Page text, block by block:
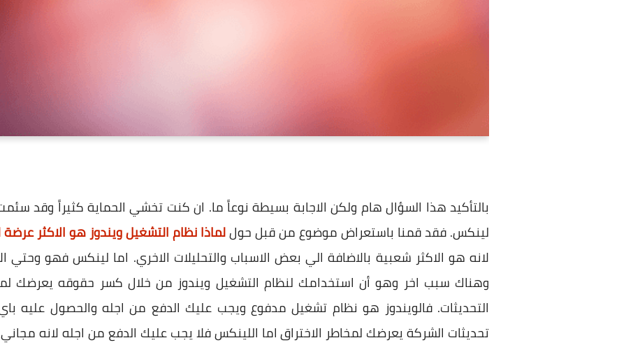
بالتأكيد هذا السؤال هام ولكن الاجابة بسيطة نوعاً ما. ان كنت تخشي الحماية كثيراً وقد
لينكس. فقد قمنا باستعراض موضوع من قبل حوللماذا نظام التشغيل ويندوز هو الاكثر عرضة
لانه هو الاكثر شعبية بالاضافة الي بعض الاسباب والتحليلات الاخري. اما لينكس فهو
وهناك سبب اخر وهو أن استخدامك لنظام التشغيل ويندوز من خلال كسر حقوقه يعرضك
التحديثات. فالويندوز هو نظام تشغيل مدفوع ويجب عليك الدفع من اجله والحصول عليه
تحديثات الشركة يعرضك لمخاطر الاختراق اما اللينكس فلا يجب عليك الدفع من اجله لانه